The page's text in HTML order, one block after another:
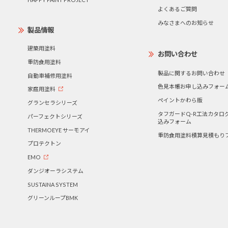
製品情報
建築用塗料
重防食用塗料
自動車補修用塗料
家庭用塗料
グランセラシリーズ
パーフェクトシリーズ
THERMOEYE サーモアイ
プロテクトン
EMO
ダンジオーラシステム
SUSTAINA SYSTEM
グリーンループBMK
よくあるご質問
みなさまへのお知らせ
お問い合わせ
製品に関するお問い合わせ
色見本帳お申し込みフォー
ペイントかわら版
タフガードQ-R工法カタロ
込みフォーム
重防食用塗料積算見積もり